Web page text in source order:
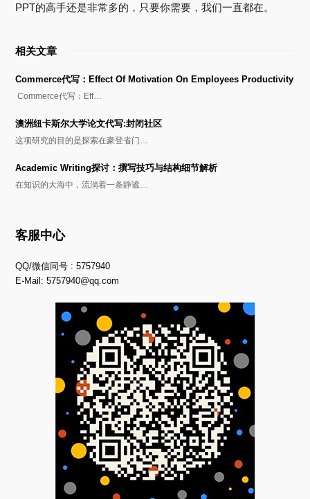
PPT的高手还是非常多的，只要你需要，我们一直都在。
相关文章
Commerce代写：Effect Of Motivation On Employees Productivity
Commerce代写：Eff…
澳洲纽卡斯尔大学论文代写:封闭社区
这项研究的目的是探索在豪登省门…
Academic Writing探讨：撰写技巧与结构细节解析
在知识的大海中，流淌着一条静谧…
客服中心
QQ/微信同号 : 5757940
E-Mail:5757940@qq.com